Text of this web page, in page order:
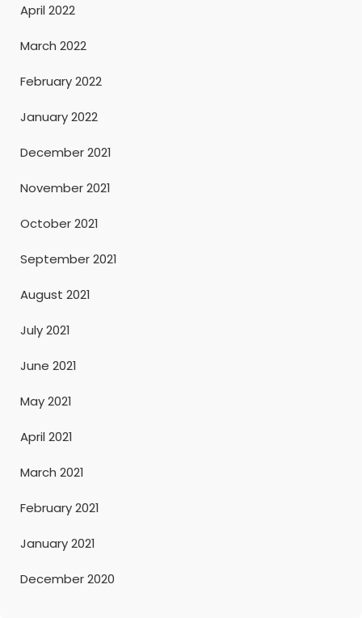
April 2022
March 2022
February 2022
January 2022
December 2021
November 2021
October 2021
September 2021
August 2021
July 2021
June 2021
May 2021
April 2021
March 2021
February 2021
January 2021
December 2020